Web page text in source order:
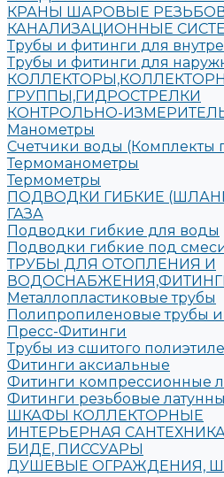
КРАНЫ ШАРОВЫЕ
КАНАЛИЗАЦИОННЫЕ
Трубы и фитинги для
Трубы и фитинги для
ГРУППЫ,ГИДРОСТРЕЛКИ
КОНТРОЛЬНО-
Манометры
Счетчики воды (Комплекты
Термоманометры
Термометры
ПОДВОДКИ ГИБКИЕ
ГАЗА
Подводки гибкие для воды
Подводки гибкие под
ТРУБЫ ДЛЯ ОТОПЛЕНИЯ И
Металлопластиковые трубы
Полипропиленовые трубы
Пресс-Фитинги
Трубы из сшитого
Фитинги аксиальные
Фитинги компрессионные
Фитинги резьбовые
ШКАФЫ КОЛЛЕКТОРНЫЕ
ИНТЕРЬЕРНАЯ
БИДЕ, ПИССУАРЫ
ДУШЕВЫЕ ОГРАЖДЕНИЯ,